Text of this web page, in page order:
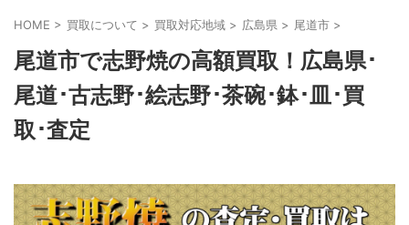
HOME > 買取について > 買取対応地域 > 広島県 > 尾道市 >
尾道市で志野焼の高額買取！広島県･
尾道･古志野･絵志野･茶碗･鉢･皿･買
取･査定